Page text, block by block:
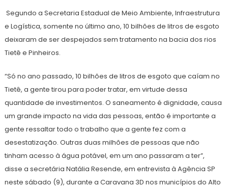
Segundo a Secretaria Estadual de Meio Ambiente, Infraestrutura
e Logística, somente no último ano, 10 bilhões de litros de esgoto
deixaram de ser despejados sem tratamento na bacia dos rios
Tietê e Pinheiros.
“Só no ano passado, 10 bilhões de litros de esgoto que caíam no
Tietê, a gente tirou para poder tratar, em virtude dessa
quantidade de investimentos. O saneamento é dignidade, causa
um grande impacto na vida das pessoas, então é importante a
gente ressaltar todo o trabalho que a gente fez com a
desestatização. Outras duas milhões de pessoas que não
tinham acesso à água potável, em um ano passaram a ter”,
disse a secretária Natália Resende, em entrevista à Agência SP
neste sábado (9), durante a Caravana 3D nos municípios do Alto